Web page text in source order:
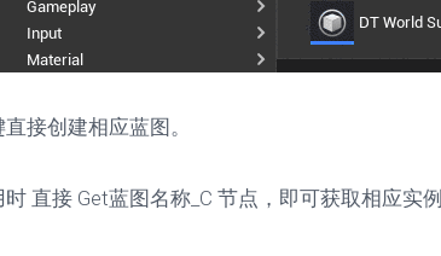
接创建相应蓝图。
时 直接 Get蓝图名称_C 节点，即可获取相应实